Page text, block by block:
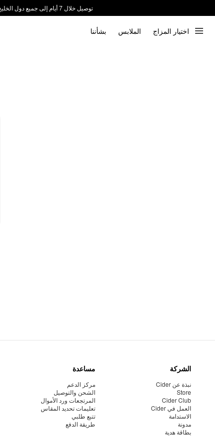
توصيل خلال 7 أيام إلى جميع دول الخليج
اختيار المزاج الملابس بشأننا
الشركة
نبذة عن Cider
Store
Cider Club
العمل في Cider
الاستدامة
مدونة
بطاقة هدية
مساعدة
مركز الدعم
الشحن والتوصيل
المرتجعات ورد الأموال
تعليمات تحديد المقاس
تتبع طلبي
طريقة الدفع